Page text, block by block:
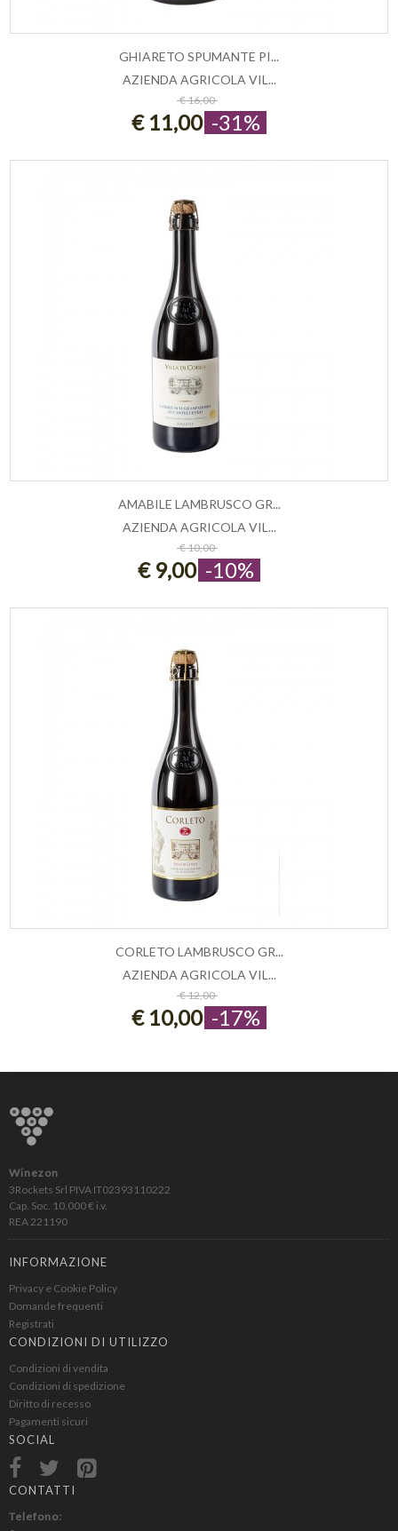
AGGIUNGI AL CARRELLO
GHIARETO SPUMANTE PI...
AZIENDA AGRICOLA VIL...
€ 16,00
€ 11,00 -31%
AGGIUNGI AL CARRELLO
AMABILE LAMBRUSCO GR...
AZIENDA AGRICOLA VIL...
€ 10,00
€ 9,00 -10%
AGGIUNGI AL CARRELLO
CORLETO LAMBRUSCO GR...
AZIENDA AGRICOLA VIL...
€ 12,00
€ 10,00 -17%
Winezon
3Rockets Srl PIVA IT02393110222
Cap. Soc. 10.000 € i.v.
REA 221190
INFORMAZIONE
Privacy e Cookie Policy
Domande frequenti
Registrati
CONDIZIONI DI UTILIZZO
Condizioni di vendita
Condizioni di spedizione
Diritto di recesso
Pagamenti sicuri
SOCIAL
CONTATTI
Telefono: